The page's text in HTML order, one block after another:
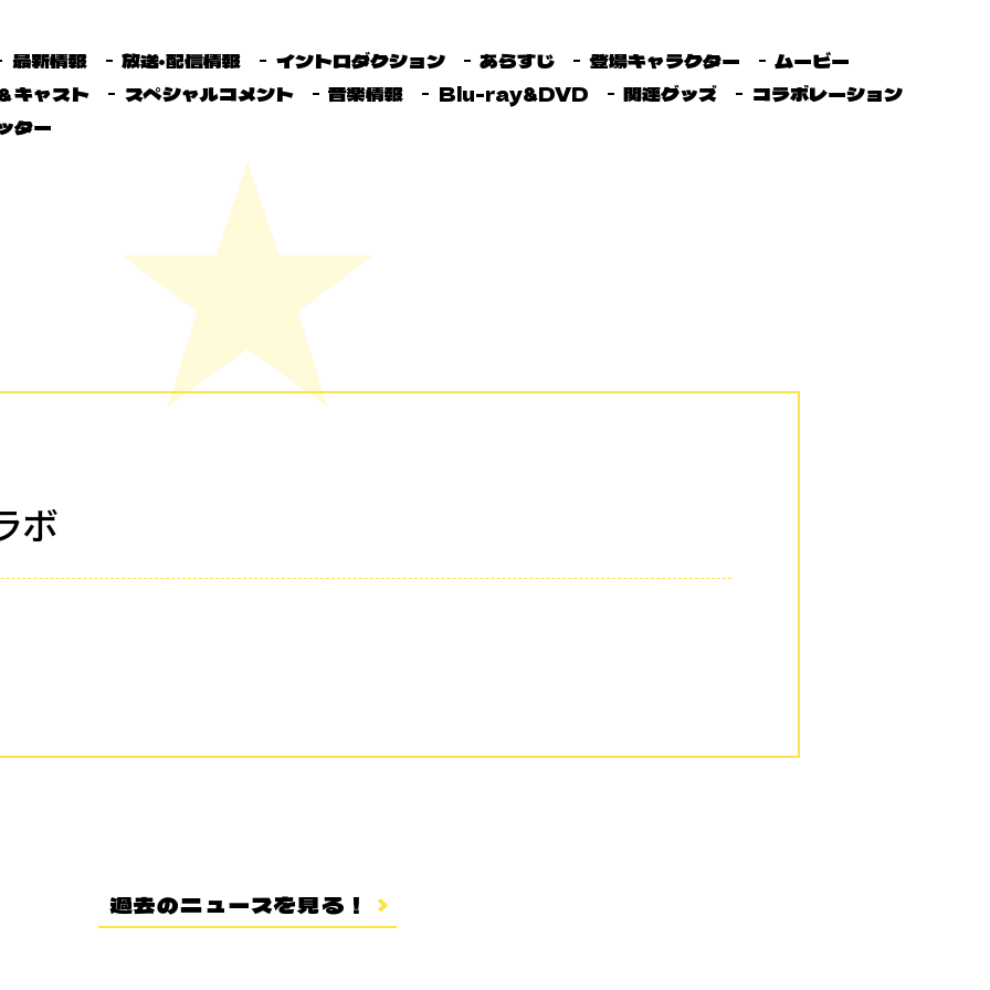
最新情報 放送・配信情報 イントロダクション あらすじ 登場キャラクター
ムービー
キャスト
スペシャルコメント 音楽情報 Blu-ray&DVD 関連グッズ
コラボレーション
ター
ボ
過去のニュースを見る！